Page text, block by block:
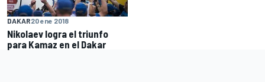
DAKAR20 ene 2018
Nikolaev logra el triunfo
para Kamaz en el Dakar